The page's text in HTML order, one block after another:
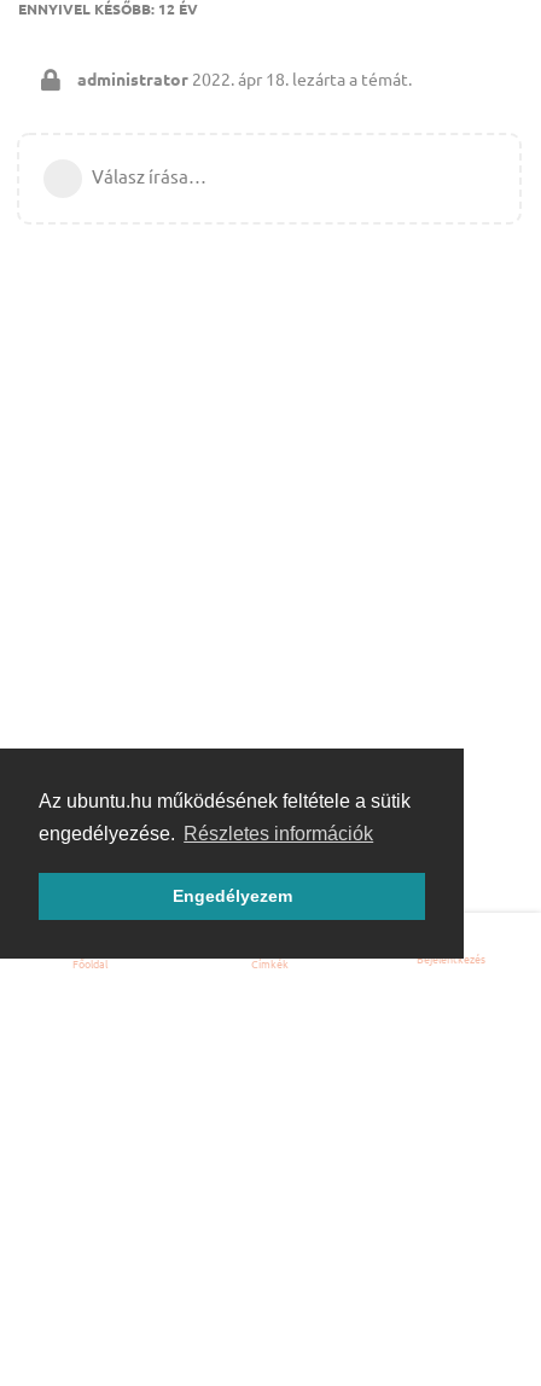
Az ubuntu.hu működésének feltétele a sütik
engedélyezése. Részletes információk
Engedélyezem
ENNYIVEL KÉSŐBB: 12 ÉV
administrator 2022. ápr 18. lezárta a témát.
Válasz írása…
Főoldal Címkék Bejelentkezés